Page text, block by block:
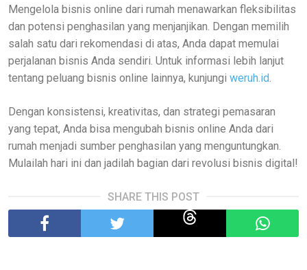
Mengelola bisnis online dari rumah menawarkan fleksibilitas
dan potensi penghasilan yang menjanjikan. Dengan memilih
salah satu dari rekomendasi di atas, Anda dapat memulai
perjalanan bisnis Anda sendiri. Untuk informasi lebih lanjut
tentang peluang bisnis online lainnya, kunjungi weruh.id.
Dengan konsistensi, kreativitas, dan strategi pemasaran
yang tepat, Anda bisa mengubah bisnis online Anda dari
rumah menjadi sumber penghasilan yang menguntungkan.
Mulailah hari ini dan jadilah bagian dari revolusi bisnis digital!
SHARE THIS POST